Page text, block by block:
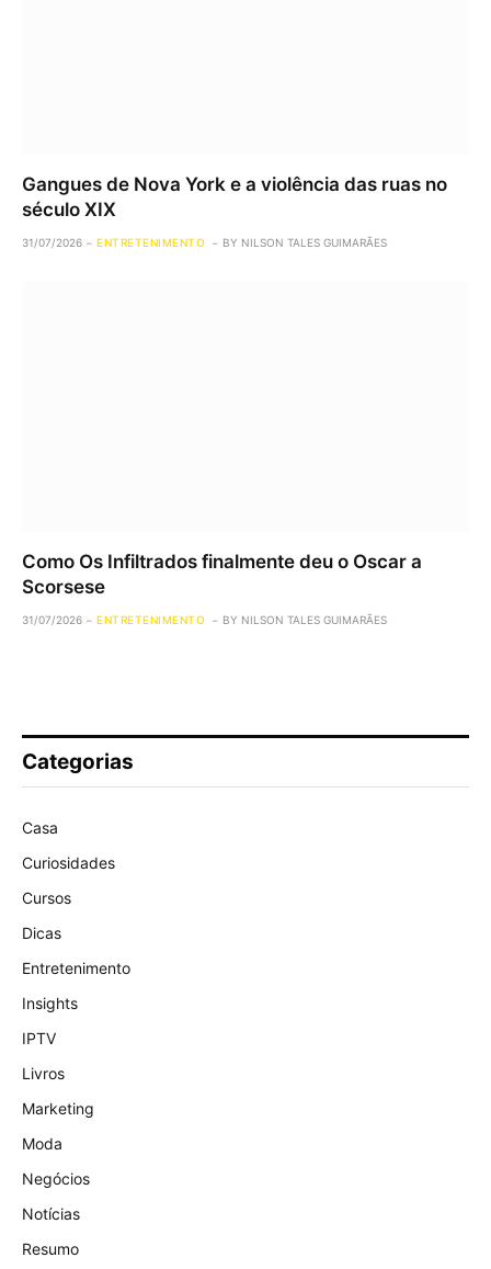
Gangues de Nova York e a violência das ruas no
século XIX
31/07/2026 ENTRETENIMENTO BY NILSON TALES GUIMARÃES
Como Os Infiltrados finalmente deu o Oscar a
Scorsese
31/07/2026 ENTRETENIMENTO BY NILSON TALES GUIMARÃES
Categorias
Casa
Curiosidades
Cursos
Dicas
Entretenimento
Insights
IPTV
Livros
Marketing
Moda
Negócios
Notícias
Resumo